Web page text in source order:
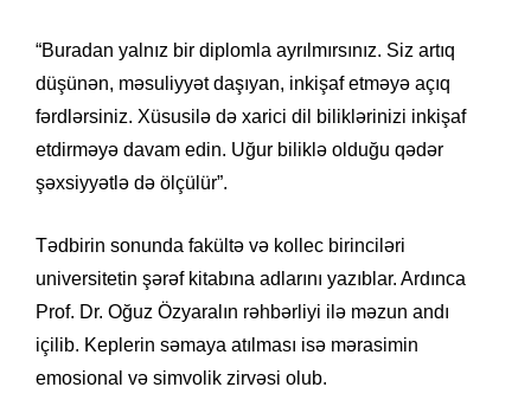
“Buradan yalnız bir diplomla ayrılmırsınız. Siz artıq
düşünən, məsuliyyət daşıyan, inkişaf etməyə açıq
fərdlərsiniz. Xüsusilə də xarici dil biliklərinizi inkişaf
etdirməyə davam edin. Uğur biliklə olduğu qədər
şəxsiyyətlə də ölçülür”.
Tədbirin sonunda fakültə və kollec birinciləri
universitetin şərəf kitabına adlarını yazıblar. Ardınca
Prof. Dr. Oğuz Özyaralın rəhbərliyi ilə məzun andı
içilib. Keplerin səmaya atılması isə mərasimin
emosional və simvolik zirvəsi olub.